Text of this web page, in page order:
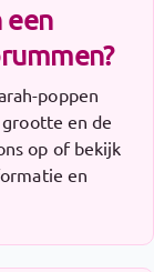
een
poppen
en de
op of bekijk
en